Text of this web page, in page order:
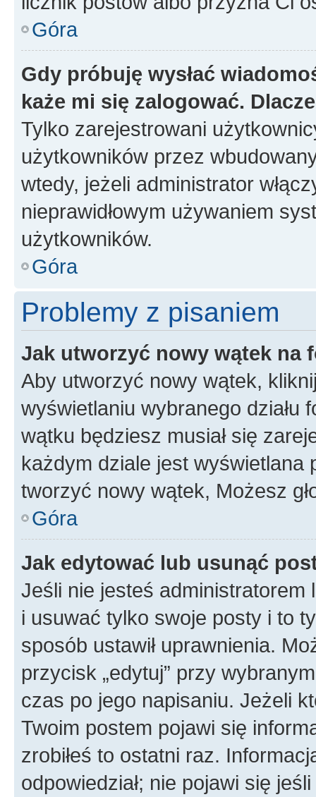
Góra
Gdy próbuję wysłać
każe mi się zalogować.
Tylko zarejestrowani
użytkowników przez
wtedy, jeżeli administrator
nieprawidłowym używaniem
użytkowników.
Góra
Problemy z pisaniem
Jak utworzyć nowy wątek na
Aby utworzyć nowy wątek,
wyświetlaniu wybranego działu
wątku będziesz musiał się
każdym dziale jest wyświetlana
tworzyć nowy wątek, Możesz
Góra
Jak edytować lub usunąć
Jeśli nie jesteś
i usuwać tylko swoje posty i to
sposób ustawił uprawnienia.
przycisk „edytuj” przy
czas po jego napisaniu. Jeżeli
Twoim postem pojawi się
zrobiłeś to ostatni raz.
odpowiedział; nie pojawi się